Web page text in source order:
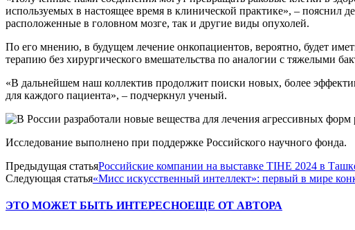
используемых в настоящее время в клинической практике», – пояснил
расположенные в головном мозге, так и другие виды опухолей.
По его мнению, в будущем лечение онкопациентов, вероятно, будет
терапию без хирургического вмешательства по аналогии с тяжелыми
«В дальнейшем наш коллектив продолжит поиски новых, более
для каждого пациента», – подчеркнул ученый.
Исследование выполнено при поддержке Российского научного фонда.
Предыдущая статьяРоссийские компании на выставке TIHE 2024 в
Следующая статья«Мисс искусственный интеллект»: первый в мире
ЭТО МОЖЕТ БЫТЬ ИНТЕРЕСНОЕЩЕ ОТ АВТОРА